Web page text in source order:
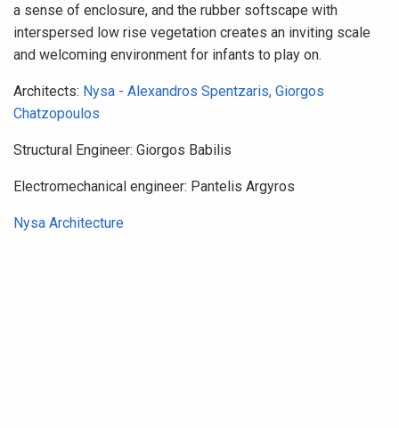
a sense of enclosure, and the rubber softscape with
interspersed low rise vegetation creates an inviting scale
and welcoming environment for infants to play on.
Αrchitects: Nysa - Alexandros Spentzaris, Giorgos
Chatzopoulos
Structural Engineer: Giorgos Babilis
Electromechanical engineer: Pantelis Argyros
Nysa Architecture